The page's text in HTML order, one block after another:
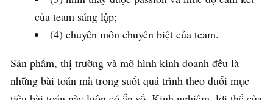
của team sáng lập;
(4) chuyên môn chuyên biệt của team.
Sản phẩm, thị trường và mô hình kinh doanh đều là
những bài toán mà trong suốt quá trình theo đuổi mục